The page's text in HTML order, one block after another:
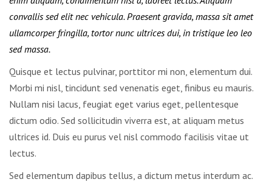
convallis sed elit nec vehicula. Praesent gravida, massa sit amet
ullamcorper fringilla, tortor nunc ultrices dui, in tristique leo leo
sed massa.
Quisque et lectus pulvinar, porttitor mi non, elementum dui.
Morbi mi nisl, tincidunt sed venenatis eget, finibus eu mauris.
Nullam nisi lacus, feugiat eget varius eget, pellentesque
dictum odio. Sed sollicitudin viverra est, at aliquam metus
ultrices id. Duis eu purus vel nisl commodo facilisis vitae ut
lectus.
Sed elementum dapibus tellus, a dictum metus interdum ac.